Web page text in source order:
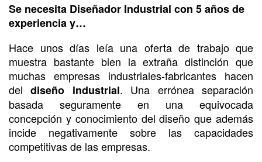
Se necesita Diseñador Industrial con 5 años de
experiencia y…
Hace unos días leía una oferta de trabajo que
muestra bastante bien la extraña distinción que
muchas empresas industriales-fabricantes hacen
deldiseño industrial. Una errónea separación
basada seguramente en una equivocada
concepción y conocimiento del diseño que además
incide negativamente sobre las capacidades
competitivas de las empresas.